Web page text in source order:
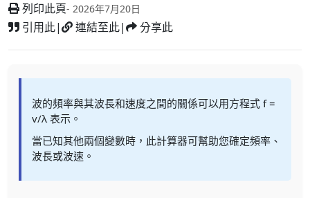
列印此頁- 2026年7月20日
引用此| 連結至此| 分享此
波的頻率與其波長和速度之間的關係可以用方程式 f =
v/λ 表示。
當已知其他兩個變數時，此計算器可幫助您確定頻率、
波長或波速。